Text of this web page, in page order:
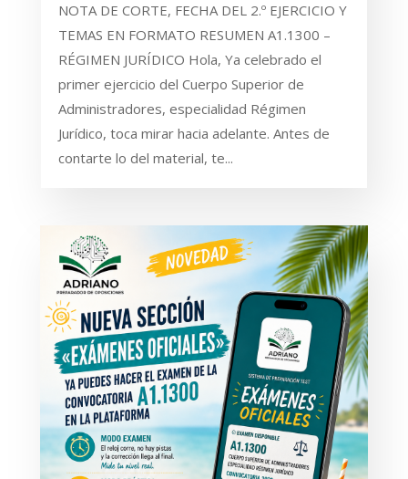
NOTA DE CORTE, FECHA DEL 2.º EJERCICIO Y
TEMAS EN FORMATO RESUMEN A1.1300 –
RÉGIMEN JURÍDICO Hola, Ya celebrado el
primer ejercicio del Cuerpo Superior de
Administradores, especialidad Régimen
Jurídico, toca mirar hacia adelante. Antes de
contarte lo del material, te...